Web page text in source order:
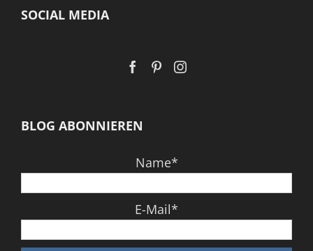
SOCIAL MEDIA
BLOG ABONNIEREN
Name*
E-Mail*